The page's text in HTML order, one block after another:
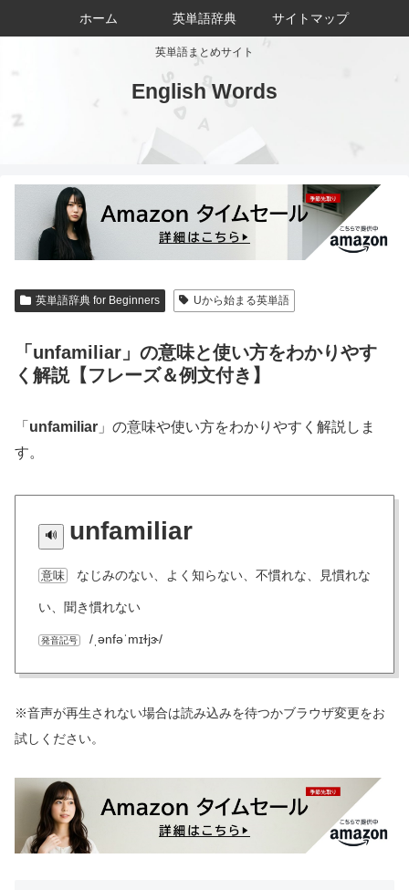
英単語まとめサイト
English Words
ホーム 英単語辞典 サイトマップ
英単語辞典 for Beginners Uから始まる英単語
「unfamiliar」の意味と使い方をわかりやす
く解説【フレーズ＆例文付き】
「 unfamiliar 」の意味や使い方をわかりやすく解説しま
す。
unfamiliar
意味 なじみのない、よく知らない、不慣れな、見慣れな
い、聞き慣れない
発音記号 /ˌənfəˈmɪɫjɝ/
※音声が再生されない場合は読み込みを待つかブラウザ変更をお
試しください。